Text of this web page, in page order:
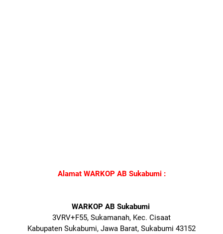
Alamat WARKOP AB Sukabumi :
WARKOP AB Sukabumi
3VRV+F55, Sukamanah, Kec. Cisaat
Kabupaten Sukabumi, Jawa Barat, Sukabumi 43152